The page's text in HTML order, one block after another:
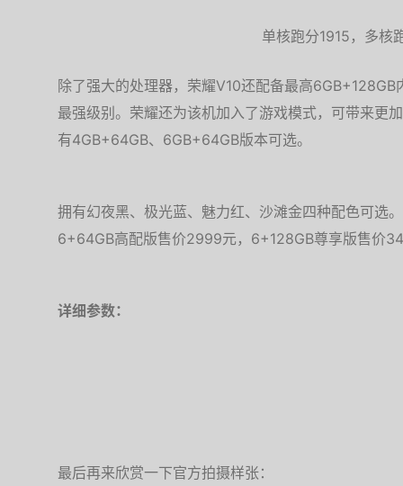
单核跑分1915，多核
除了强大的处理器，荣耀V10还配备最高
最强级别。荣耀还为该机加入了游戏模式，可带来更
有4GB+64GB、6GB+64GB版本可选。
拥有幻夜黑、极光蓝、魅力红、沙滩金四种配色可选
6+64GB高配版售价2999元，6+128GB尊享版售价
详细参数：
最后再来欣赏一下官方拍摄样张：